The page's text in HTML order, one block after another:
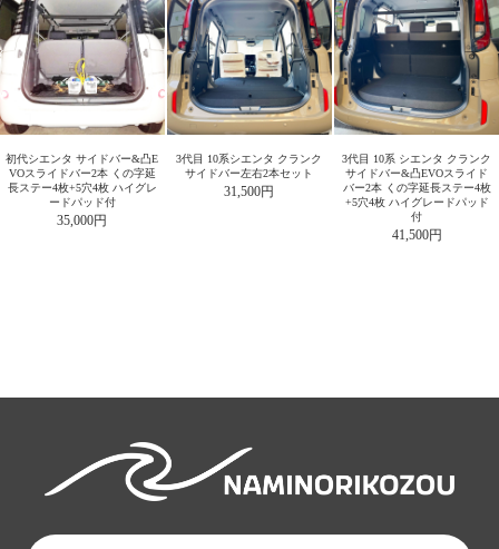
初代シエンタ サイドバー&凸E
VOスライドバー2本 くの字延
長ステー4枚+5穴4枚 ハイグレ
ードパッド付
35,000円
3代目 10系シエンタ クランク
サイドバー左右2本セット
31,500円
3代目 10系 シエンタ クランク
サイドバー&凸EVOスライド
バー2本 くの字延長ステー4枚
+5穴4枚 ハイグレードパッド
付
41,500円